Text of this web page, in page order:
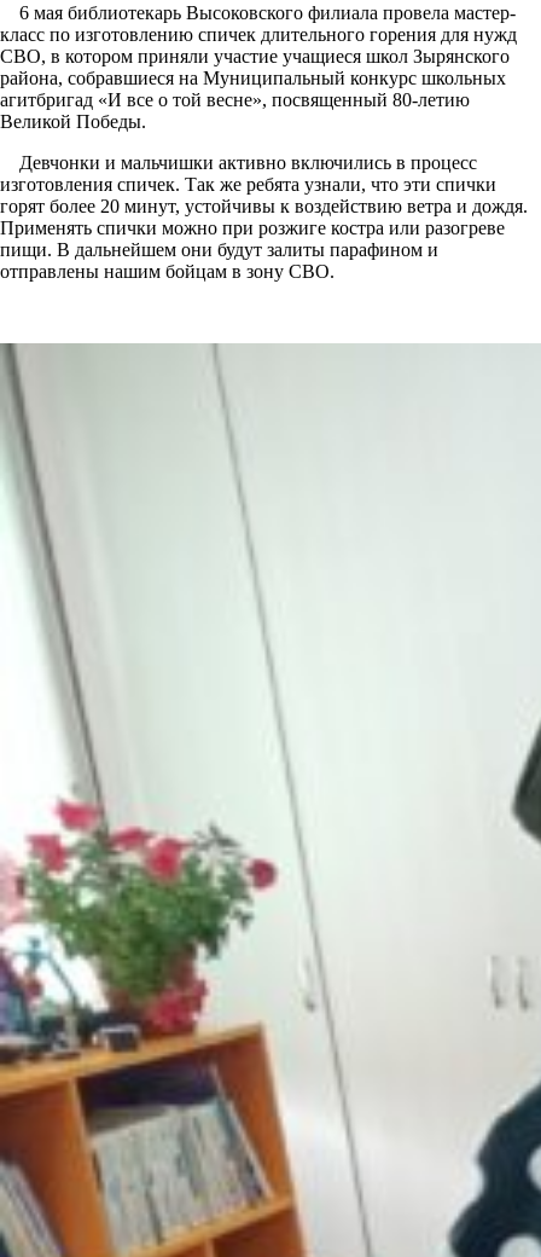
6 мая библиотекарь Высоковского филиала провела мастер-
класс по изготовлению спичек длительного горения для нужд
СВО, в котором приняли участие учащиеся школ Зырянского
района, собравшиеся на Муниципальный конкурс школьных
агитбригад «И все о той весне», посвященный 80-летию
Великой Победы.
Девчонки и мальчишки активно включились в процесс
изготовления спичек. Так же ребята узнали, что эти спички
горят более 20 минут, устойчивы к воздействию ветра и дождя.
Применять спички можно при розжиге костра или разогреве
пищи. В дальнейшем они будут залиты парафином и
отправлены нашим бойцам в зону СВО.